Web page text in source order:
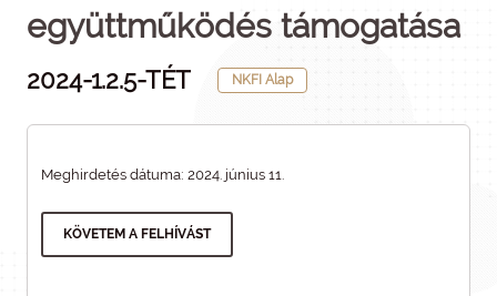
együttműködés támogatása
2024-1.2.5-TÉT NKFI Alap
Meghirdetés dátuma: 2024. június 11.
KÖVETEM A FELHÍVÁST